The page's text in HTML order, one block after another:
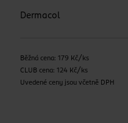
Dermacol
Běžná cena: 179 Kč/ks
CLUB cena: 124 Kč/ks
Uvedené ceny jsou včetně DPH